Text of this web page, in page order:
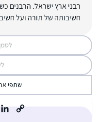
רבני ארץ ישראל. הרבנים
חשיבותה של תורה ועל
שתפי